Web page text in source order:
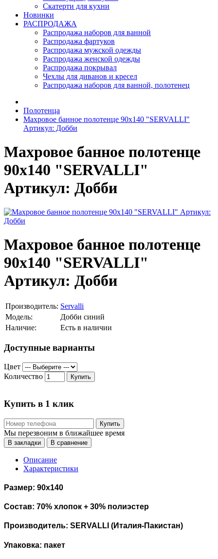
Скатерти для кухни
Новинки
РАСПРОДАЖА
Распродажа наборов для ванной
Распродажа фартуков
Распродажа мужской одежды
Распродажа женской одежды
Распродажа покрывал
Чехлы для диванов и кресел
Распродажа наборов для ванной, полотенец
Полотенца
Махровое банное полотенце 90х140 "SERVALLI"
Артикул: Добби
Махровое банное полотенце
90х140 "SERVALLI"
Артикул: Добби
Махровое банное полотенце
90х140 "SERVALLI"
Артикул: Добби
Производитель: Servalli
Модель:
Добби синий
Наличие:
Есть в наличии
Доступные варианты
Цвет
Количество
Купить
Купить в 1 клик
Купить
Мы перезвоним в ближайшее время
В закладки В сравнение
Описание
Характеристики
Размер: 90х140
Состав: 70% хлопок + 30% полиэстер
Производитель: SERVALLI (Италия-Пакистан)
Упаковка: пакет